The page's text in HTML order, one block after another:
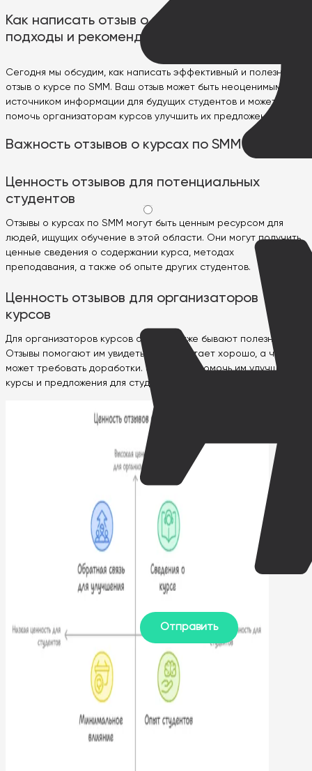
Как написать отзыв о курсе по SMM:
подходы и рекомендации
Сегодня мы обсудим, как написать эффективный и полезный
отзыв о курсе по SMM. Ваш отзыв может быть неоценимым
источником информации для будущих студентов и может
помочь организаторам курсов улучшить их предложения.
Важность отзывов о курсах по SMM
Ценность отзывов для потенциальных
студентов
Отзывы о курсах по SMM могут быть ценным ресурсом для
людей, ищущих обучение в этой области. Они могут получить
ценные сведения о содержании курса, методах
преподавания, а также об опыте других студентов.
Ценность отзывов для организаторов
курсов
Для организаторов курсов отзывы также бывают полезны.
Отзывы помогают им увидеть, что работает хорошо, а что
может требовать доработки. Это может помочь им улучшить их
курсы и предложения для студентов.